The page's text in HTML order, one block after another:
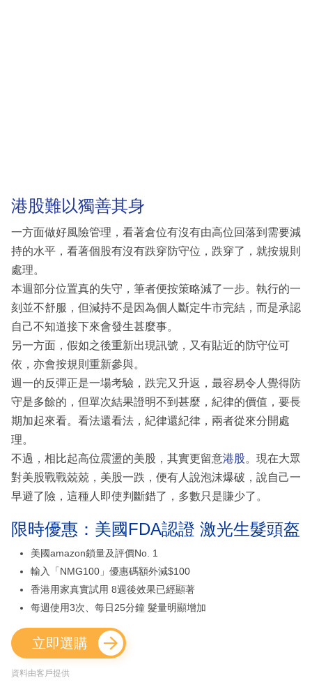
港股難以獨善其身
一方面做好風險管理，看著倉位有沒有由高位回落到需要減
持的水平，看著個股有沒有跌穿防守位，跌穿了，就按規則
處理。
本週部分位置真的失守，筆者便按策略減了一步。執行的一
刻並不舒服，但減持不是因為個人斷定牛市完結，而是承認
自己不知道接下來會發生甚麼事。
另一方面，假如之後重新出現訊號，又有貼近的防守位可
依，亦會按規則重新參與。
週一的反彈正是一場考驗，跌完又升返，最容易令人覺得防
守是多餘的，但單次結果證明不到甚麼，紀律的價值，要長
期加起來看。看法還看法，紀律還紀律，兩者從來分開處
理。
不過，相比起高位震盪的美股，其實更留意港股。現在大眾
對美股戰戰兢兢，美股一跌，便有人說泡沫爆破，說自己一
早避了險，這種人即使判斷錯了，多數只是賺少了。
限時優惠：美國FDA認證 激光生髮頭盔
美國amazon鎖量及評價No. 1
輸入「NMG100」優惠碼額外減$100
香港用家真實試用 8週後效果已經顯著
每週使用3次、每日25分鐘 髮量明顯增加
立即選購
資料由客戶提供